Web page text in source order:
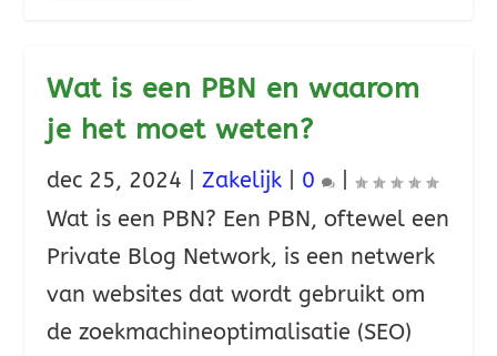
Wat is een PBN en waarom
je het moet weten?
dec 25, 2024 |Zakelijk 0
|
Wat is een PBN? Een PBN, oftewel een
Private Blog Network, is een netwerk
van websites dat wordt gebruikt om
de zoekmachineoptimalisatie (SEO)